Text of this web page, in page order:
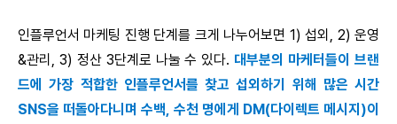
인플루언서 마케팅 진행 단계를 크게 나누어보면 1) 섭외, 2) 운영
&관리, 3) 정산 3단계로 나눌 수 있다. 대부분의 마케터들이 브랜
드에 가장 적합한 인플루언서를 찾고 섭외하기 위해 많은 시간
SNS을 떠돌아다니며 수백, 수천 명에게 DM(다이렉트 메시지)이